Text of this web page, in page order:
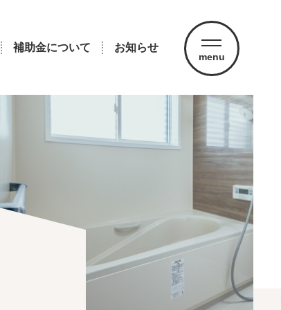
補助金について お知らせ
menu